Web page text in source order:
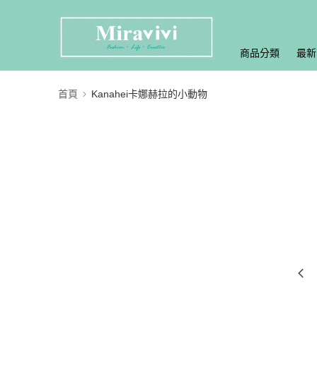
商品分類 最
首頁 Kanahei卡娜赫拉的小動物